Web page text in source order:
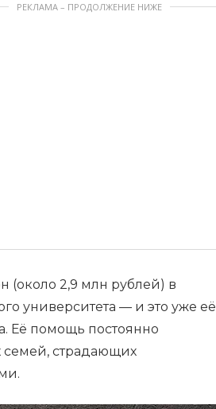
РЕКЛАМА – ПРОДОЛЖЕНИЕ НИЖЕ
(около 2,9 млн рублей) в
университета — и это уже её
Её помощь постоянно
семей, страдающих